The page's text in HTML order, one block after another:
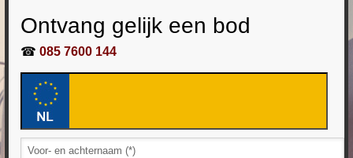
Ontvang gelijk een bod
☎ 085 7600 144